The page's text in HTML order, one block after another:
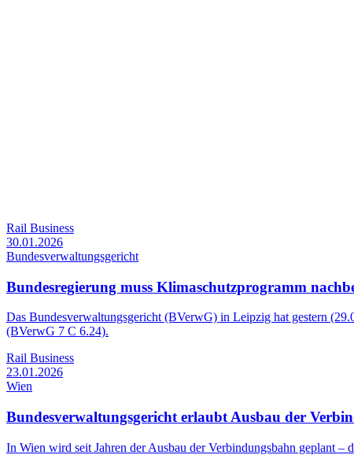
Rail Business
30.01.2026
Bundesverwaltungsgericht
Bundesregierung muss Klimaschutzprogramm
Das Bundesverwaltungsgericht (BVerwG) in Leipzig hat gestern
(BVerwG 7 C 6.24).
Rail Business
23.01.2026
Wien
Bundesverwaltungsgericht erlaubt Ausbau der
In Wien wird seit Jahren der Ausbau der Verbindungsbahn geplant